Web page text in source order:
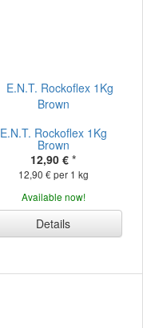
E.N.T. Rockoflex 1Kg
Brown
12,90 € *
12,90 € per 1 kg
Available now!
Details